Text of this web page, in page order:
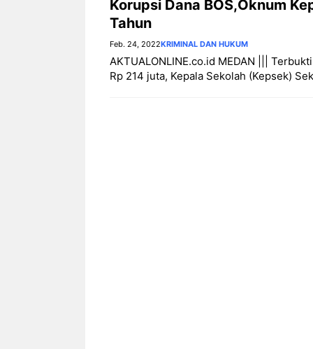
Korupsi Dana BOS,Oknum
Tahun
Feb. 24, 2022KRIMINAL DAN HUKUM
AKTUALONLINE.co.id MEDAN |||
Rp 214 juta, Kepala Sekolah (Kepsek)